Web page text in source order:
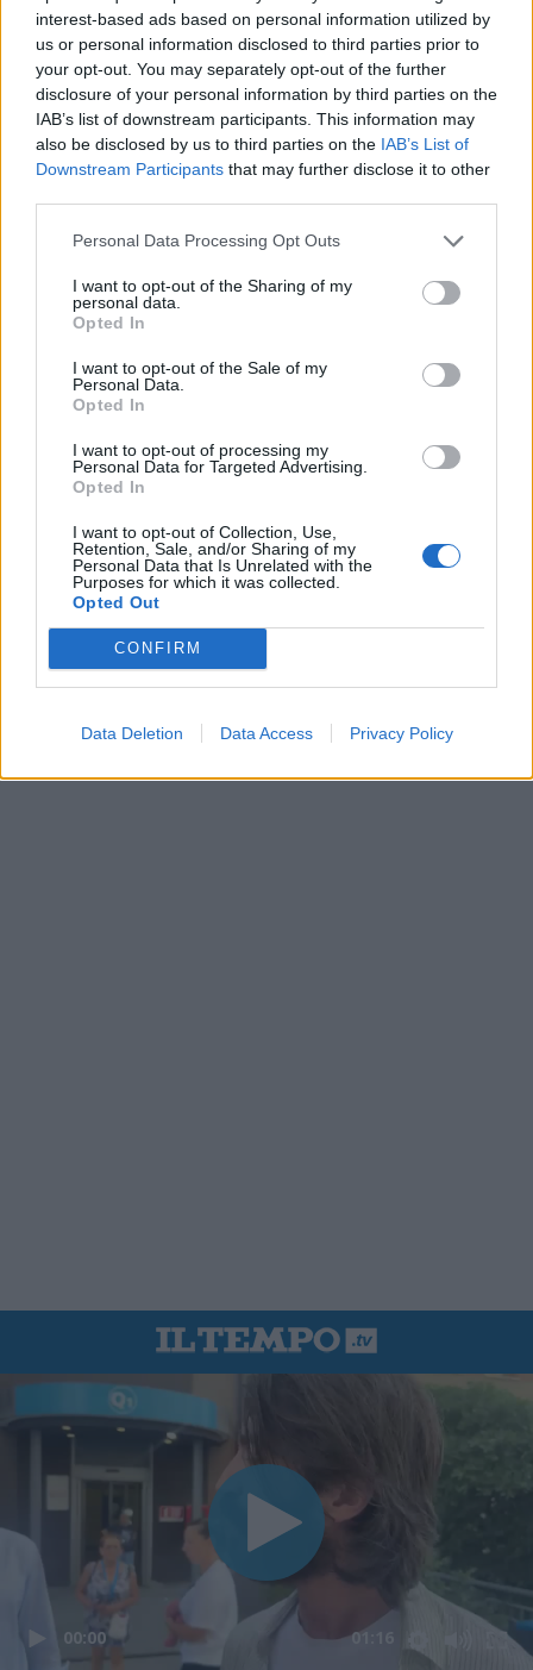
interest-based ads based on personal information utilized by
us or personal information disclosed to third parties prior to
your opt-out. You may separately opt-out of the further
disclosure of your personal information by third parties on the
IAB’s list of downstream participants. This information may
also be disclosed by us to third parties on the IAB’s List of
Downstream Participants that may further disclose it to other
Personal Data Processing Opt Outs
I want to opt-out of the Sharing of my
personal data.
Opted In
I want to opt-out of the Sale of my
Personal Data.
Opted In
I want to opt-out of processing my
Personal Data for Targeted Advertising.
Opted In
I want to opt-out of Collection, Use,
Retention, Sale, and/or Sharing of my
Personal Data that Is Unrelated with the
Purposes for which it was collected.
Opted Out
CONFIRM
Data Deletion Data Access Privacy Policy
In evidenza
00:00 01:16